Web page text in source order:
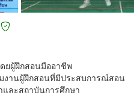
ยผู้ฝึกสอนมืออาชีพ
งานผู้ฝึกสอนที่มีประสบการณ์สอน
ละสถาบันการศึกษา